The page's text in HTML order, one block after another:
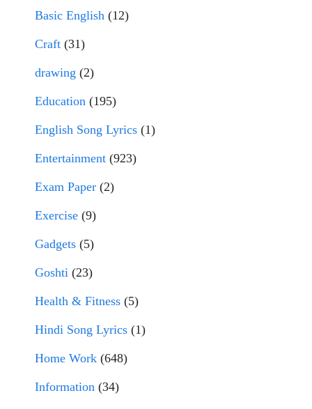
Basic English (12)
Craft (31)
drawing (2)
Education (195)
English Song Lyrics (1)
Entertainment (923)
Exam Paper (2)
Exercise (9)
Gadgets (5)
Goshti (23)
Health & Fitness (5)
Hindi Song Lyrics (1)
Home Work (648)
Information (34)